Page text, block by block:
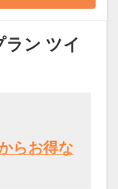
をご用意
店舗にて
ラン ツイ
らお得な